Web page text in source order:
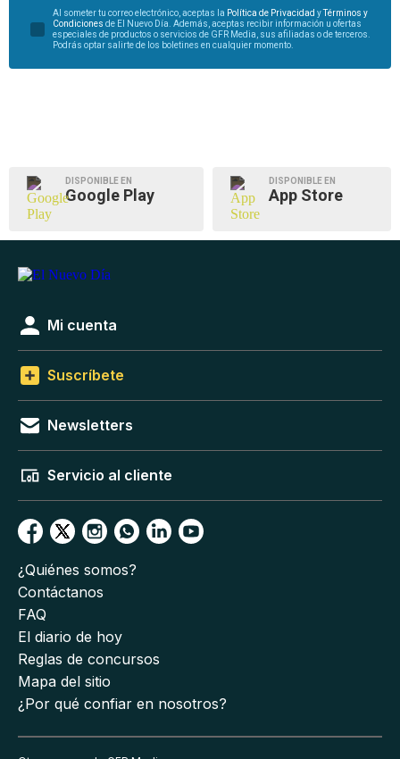
Al someter tu correo electrónico, aceptas la Política de Privacidad y
Términos y
Condiciones de El Nuevo Día. Además, aceptas recibir información u ofertas
especiales de productos o servicios de GFR Media, sus afiliadas o de terceros.
Podrás optar salirte de los boletines en cualquier momento.
DISPONIBLE EN
Google Play
DISPONIBLE EN
App Store
Mi cuenta
Suscríbete
Newsletters
Servicio al cliente
¿Quiénes somos?
Contáctanos
FAQ
El diario de hoy
Reglas de concursos
Mapa del sitio
¿Por qué confiar en nosotros?